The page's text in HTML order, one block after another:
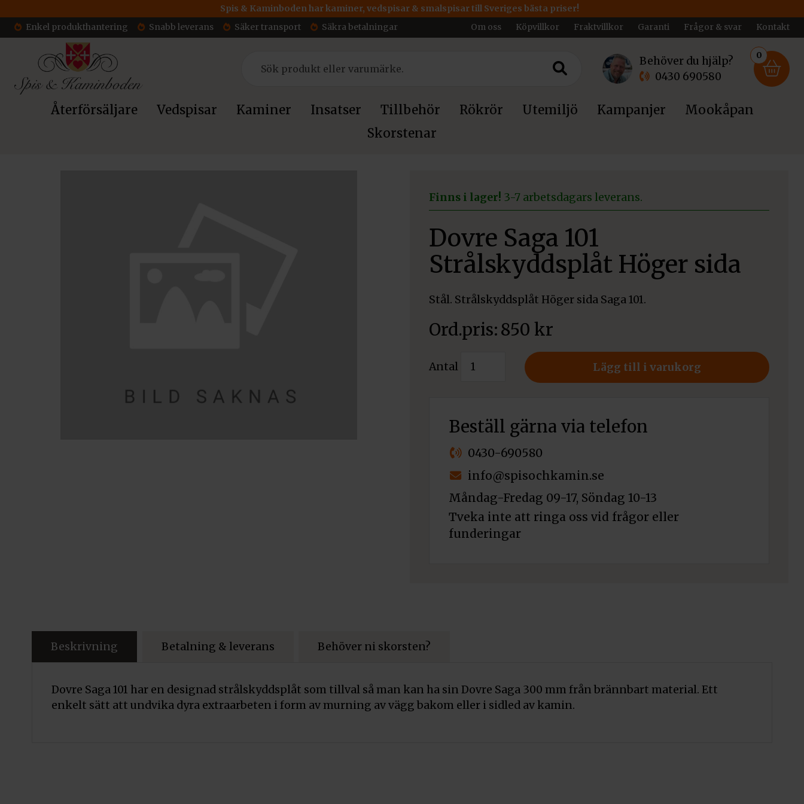
Spis & Kaminboden har kaminer, vedspisar & smalspisar till Sveriges bästa priser!
Enkel produkthantering
Snabb leverans Säker transport Säkra betalningar Om oss Köpvillkor Fraktvillkor Garanti Frågor & svar Kontakt
Behöver du hjälp?
0430 690580
0
Återförsäljare Vedspisar Kaminer Insatser Tillbehör Rökrör Utemiljö Kampanjer
Mookåpan
Skorstenar
Finns i lager! 3-7 arbetsdagars leverans.
Dovre Saga 101
Strålskyddsplåt Höger sida
Stål. Strålskyddsplåt Höger sida Saga 101.
850 kr
Antal
Saga
Höger
sida
mängd
Lägg till i varukorg
Beställ gärna via telefon
0430-690580
info@spisochkamin.se
Måndag-Fredag 09-17, Söndag 10-13
Tveka inte att ringa oss vid frågor eller
funderingar
Beskrivning Betalning & leverans Behöver ni skorsten?
Dovre Saga 101 har en designad strålskyddsplåt som tillval så man kan ha sin Dovre Saga 300 mm från brännbart material. Ett
enkelt sätt att undvika dyra extraarbeten i form av murning av vägg bakom eller i sidled av kamin.